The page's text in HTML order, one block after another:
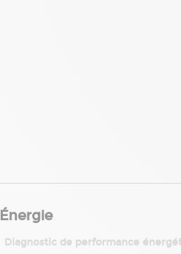
Énergie
Diagnostic de performance